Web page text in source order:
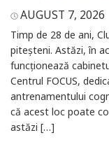
AUGUST 7, 2026
Timp de 28 de ani,
piteșteni. Astăzi, în
funcționează
Centrul FOCUS,
antrenamentului
că acest loc poate
astăzi […]